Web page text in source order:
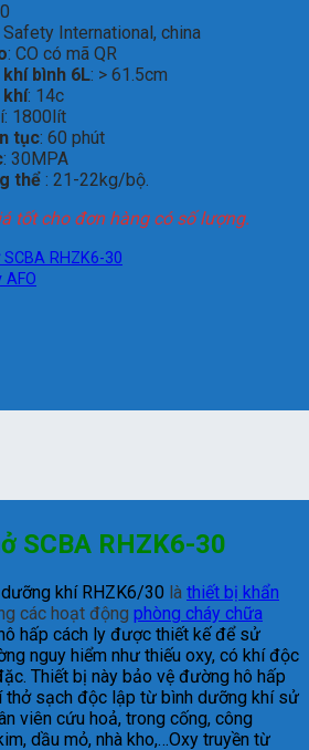
Safety International, china
: CO có mã QR
bình 6L: > 61.5cm
khí: 14c
í: 1800lít
tục: 60 phút
: 30MPA
thể : 21-22kg/bộ.
tốt cho đơn hàng có số lượng.
SCBA RHZK6-30
khí RHZK6/30 là thiết bị khẩn
các hoạt động phòng cháy chữa
hấp cách ly được thiết kế để sử
nguy hiểm như thiếu oxy, có khí độc
Thiết bị này bảo vệ đường hô hấp
thở sạch độc lập từ bình dưỡng khí sử
viên cứu hoả, trong cống, công
dầu mỏ, nhà kho,…Oxy truyền từ